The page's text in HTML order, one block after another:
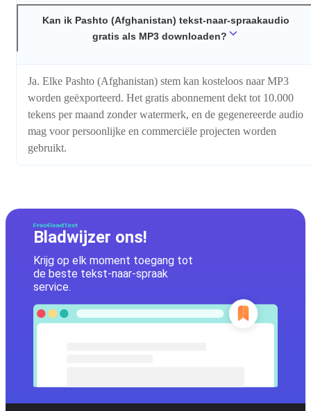
Kan ik Pashto (Afghanistan) tekst-naar-spraakaudio
gratis als MP3 downloaden?
Ja. Elke Pashto (Afghanistan) stem kan kosteloos naar MP3
worden geëxporteerd. Het gratis abonnement dekt tot 10.000
tekens per maand zonder watermerk, en de gegenereerde audio
mag voor persoonlijke en commerciële projecten worden
gebruikt.
Bladwijzer ons!
Krijg op elk moment toegang tot
de beste tekst-naar-spraak
service.